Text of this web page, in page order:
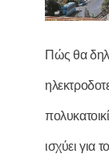
Πώς θα
ισχύει για